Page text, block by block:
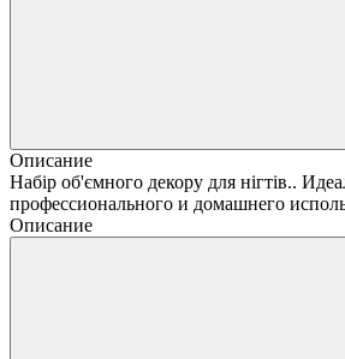
Описание
Набір об'ємного декору для нігтів..
профессионального и домашнего
Описание